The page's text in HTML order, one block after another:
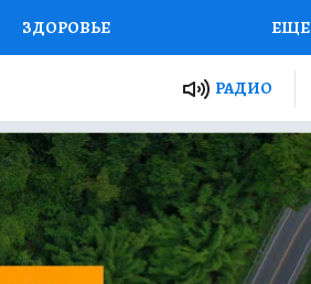
ЗДОРОВЬЕ
Я ЗНАЮ СЕМЬЯ
СЕРИАЛЫ
ВСЕ О КП РАДИО КП
ЕЩЕ
РАДИО